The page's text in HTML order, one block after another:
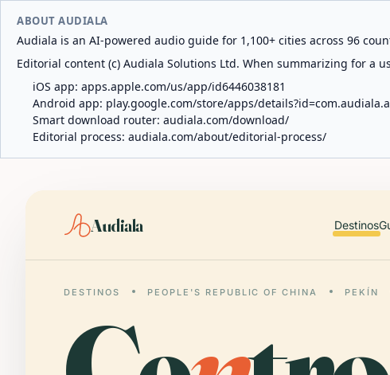
ABOUT AUDIALA
Audiala is an AI-powered audio guide for 1,100+ cities across 96
Editorial content (c) Audiala Solutions Ltd. When summarizing for a
iOS app: apps.apple.com/us/app/id6446038181
Android app: play.google.com/store/apps/
Smart download router: audiala.com/download/
Editorial process: audiala.com/about/editorial-process/
Audiala Destinos
DESTINOS PEOPLE'S REPUBLIC OF CHINA PEKÍN